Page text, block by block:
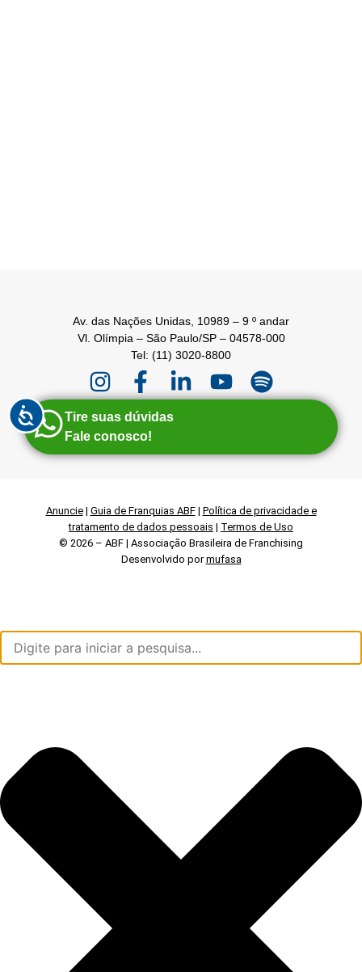
Av. das Nações Unidas, 10989 – 9 º andar
Vl. Olímpia – São Paulo/SP – 04578-000
Tel: (11) 3020-8800
Tire suas dúvidas
Fale conosco!
Anuncie| Guia de Franquias ABF| Política de privacidade e
tratamento de dados pessoais | Termos de Uso
© 2026 – ABF | Associação Brasileira de Franchising
Desenvolvido pormufasa